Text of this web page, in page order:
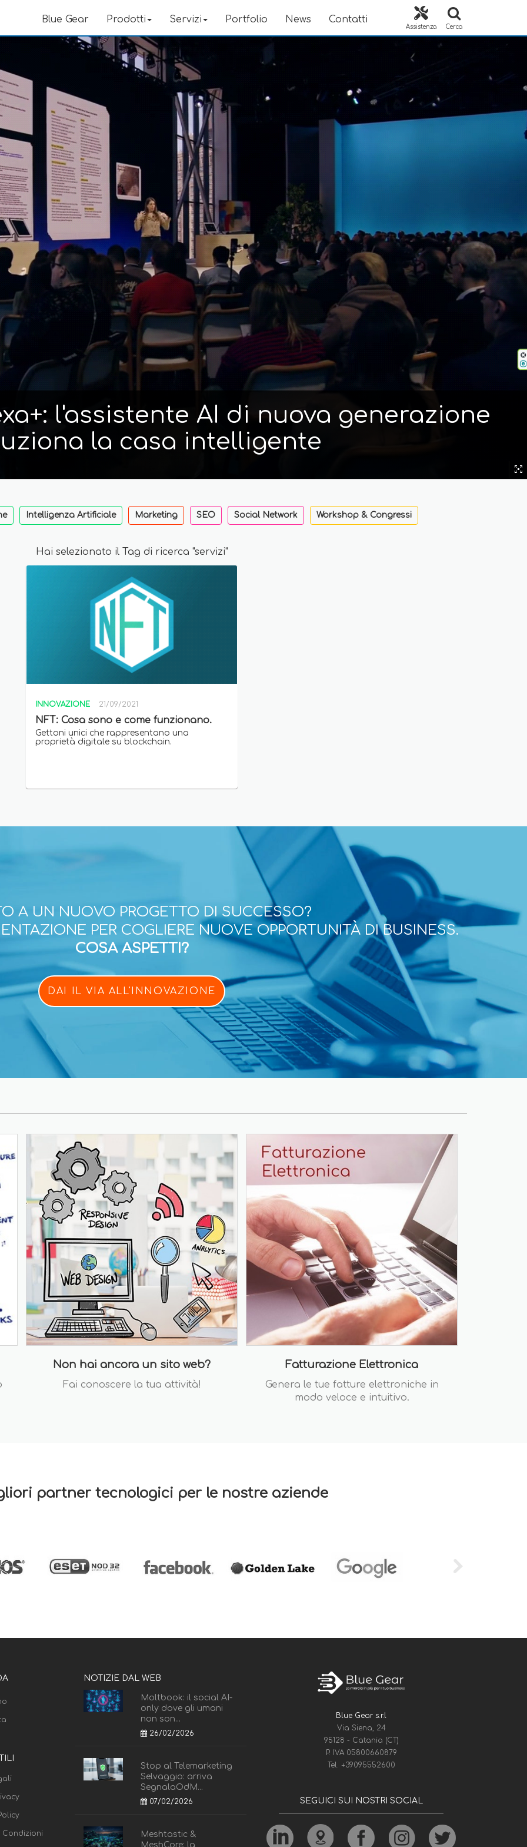
Blue Gear Prodotti Servizi Portfolio News Contatti
Assistenza Cerca
l'assistente AI di nuova generazione
la casa intelligente
Intelligenza Artificiale Marketing SEO Social Network Workshop & Congressi
Hai selezionato il Tag di ricerca "servizi"
INNOVAZIONE 21/09/2021
NFT: Cosa sono e come funzionano.
Gettoni unici che rappresentano una
proprietà digitale su blockchain.
A UN NUOVO PROGETTO DI SUCCESSO?
PER COGLIERE NUOVE OPPORTUNITÀ DI BUSINESS.
COSA ASPETTI?
DAI IL VIA ALL'INNOVAZIONE
Non hai ancora un sito web?
Fai conoscere la tua attività!
Fatturazione Elettronica
Genera le tue fatture elettroniche in
modo veloce e intuitivo.
partner tecnologici per le nostre aziende
Condizioni
NOTIZIE DAL WEB
Moltbook: il social AI-
only dove gli umani
non son...
26/02/2026
Stop al Telemarketing
Selvaggio: arriva
SegnalaOdM...
07/02/2026
Meshtastic &
MeshCore: la
Blue Gear s.r.l
Via Siena, 24
95128 - Catania (CT)
P. IVA 05800660879
Tel. +39095552600
SEGUICI SUI NOSTRI SOCIAL